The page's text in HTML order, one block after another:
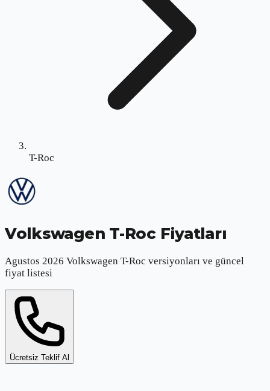
T-Roc
Volkswagen T-Roc Fiyatları
Agustos 2026 Volkswagen T-Roc versiyonları ve güncel
fiyat listesi
Ücretsiz Teklif Al